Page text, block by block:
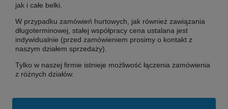
jak i całe belki.
W przypadku zamówień hurtowych, jak również zawiązania
długoterminowej, stałej współpracy cena ustalana jest
indywidualnie (przed zamówieniem prosimy o kontakt z
naszym działem sprzedaży).
Tylko w naszej firmie istnieje możliwość łączenia zamówienia
z różnych działów.